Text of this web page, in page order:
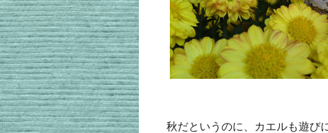
秋だというのに、カエルも遊び